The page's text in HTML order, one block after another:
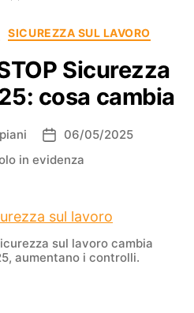
SICUREZZA SUL LAVORO
Sicurezza
cosa cambia
06/05/2025
in evidenza
sul lavoro cambia
aumentano i controlli.